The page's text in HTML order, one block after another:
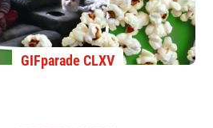
GIFparade CLXV